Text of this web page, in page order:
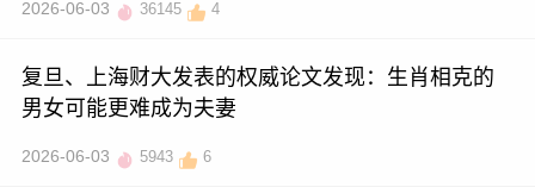
2026-06-03 36145 4
复旦、上海财大发表的权威论文发现：生肖相克的
男女可能更难成为夫妻
2026-06-03 5943 6